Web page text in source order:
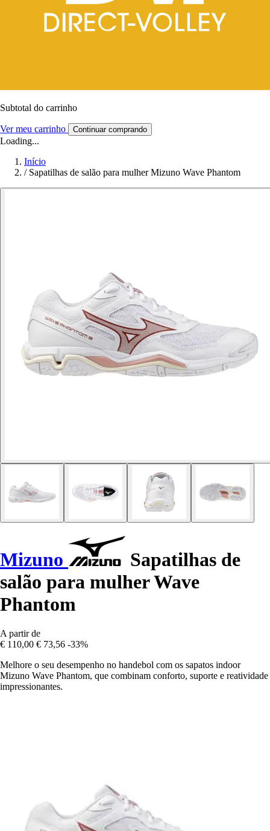
Subtotal do carrinho
Ver meu carrinho Continuar comprando
Loading...
Início
/ Sapatilhas de salão para mulher Mizuno Wave Phantom
Mizuno
Sapatilhas de
salão para mulher Wave
Phantom
A partir de
€ 110,00 € 73,56 -33%
Melhore o seu desempenho no handebol com os sapatos indoor
Mizuno Wave Phantom, que combinam conforto, suporte e reatividade
impressionantes.